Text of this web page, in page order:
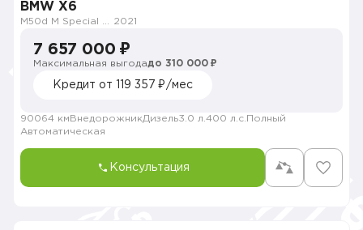
BMW X6
2021
7 657 000 ₽
Максимальная выгодадо 310 000 ₽
Кредит от 119 357 ₽/мес
90064 км ВнедорожникДизель3.0 л. 400 л.с. Полный
Автоматическая
Консультация